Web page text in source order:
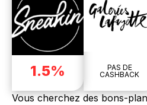
1.5%
PAS DE
CASHBACK
Vous cherchez des bons-